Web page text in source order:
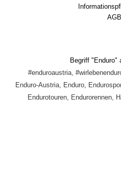
AGB
Begriff "Enduro"
#enduroaustria,
Enduro-Austria, Enduro,
Endurotouren, Endurorennen,